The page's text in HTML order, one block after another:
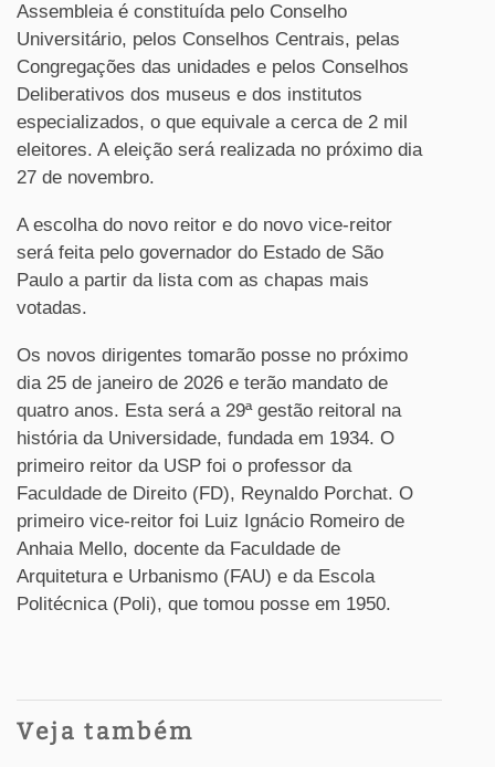
Assembleia é constituída pelo Conselho
Universitário, pelos Conselhos Centrais, pelas
Congregações das unidades e pelos Conselhos
Deliberativos dos museus e dos institutos
especializados, o que equivale a cerca de 2 mil
eleitores. A eleição será realizada no próximo dia
27 de novembro.
A escolha do novo reitor e do novo vice-reitor
será feita pelo governador do Estado de São
Paulo a partir da lista com as chapas mais
votadas.
Os novos dirigentes tomarão posse no próximo
dia 25 de janeiro de 2026 e terão mandato de
quatro anos. Esta será a 29ª gestão reitoral na
história da Universidade, fundada em 1934. O
primeiro reitor da USP foi o professor da
Faculdade de Direito (FD), Reynaldo Porchat. O
primeiro vice-reitor foi Luiz Ignácio Romeiro de
Anhaia Mello, docente da Faculdade de
Arquitetura e Urbanismo (FAU) e da Escola
Politécnica (Poli), que tomou posse em 1950.
Veja também